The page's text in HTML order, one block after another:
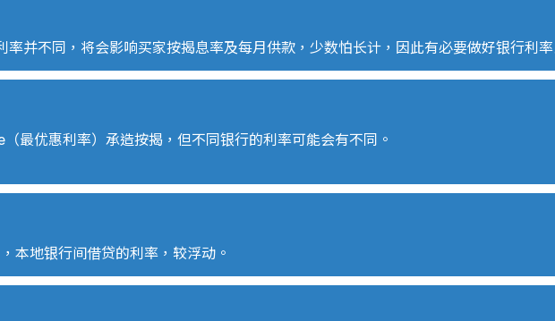
率并不同，将会影响买家按揭息率及每月供款，少数怕长计，因此有必要做好银行利
（最优惠利率）承造按揭，但不同银行的利率可能会有不同。
本地银行间借贷的利率，较浮动。